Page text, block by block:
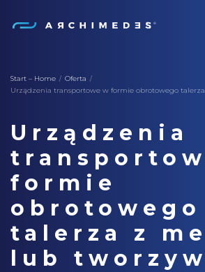
Start – Home / Oferta /
Urządzenia transportowe w formie obrotowego
Urządzenia
formie
obrotowego
talerza z
lub